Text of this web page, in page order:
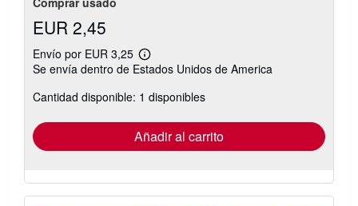
EUR 2,45
Envío por EUR 3,25
Más
información
las
tarifas
envío
Se envía dentro de Estados Unidos de America
Cantidad disponible: 1 disponibles
Añadir al carrito